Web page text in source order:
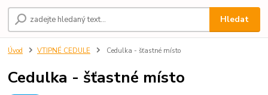
Hledat
Úvod VTIPNÉ CEDULE Cedulka - šťastné místo
Cedulka - šťastné místo